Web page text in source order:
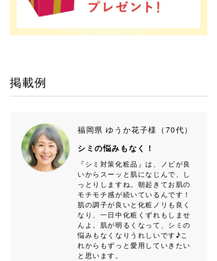
掲載例
福岡県 ゆうか花子様（70代）
シミの悩みもなく！
『シミ対策化粧品』は、ノビが良
いからスーッと肌になじんで、し
っとりしますね。朝起きてお肌の
モチモチ感が続いているんです！
肌の調子が良いと化粧ノリも良く
なり、一日中化粧くずれもしませ
んよ。肌が明るくなって、シミの
悩みもなくなりうれしいです♪こ
れからもずっと愛用していきたい
と思います。